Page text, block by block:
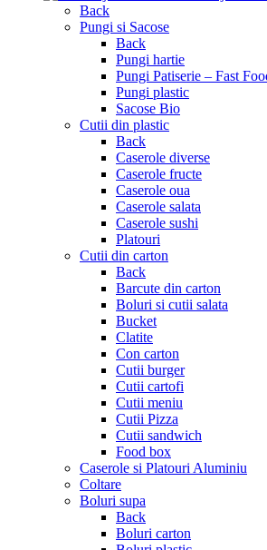
Back
Pungi si Sacose
Back
Pungi hartie
Pungi Patiserie – Fast
Pungi plastic
Sacose Bio
Cutii din plastic
Back
Caserole diverse
Caserole fructe
Caserole oua
Caserole salata
Caserole sushi
Platouri
Cutii din carton
Back
Barcute din carton
Boluri si cutii salata
Bucket
Clatite
Con carton
Cutii burger
Cutii cartofi
Cutii meniu
Cutii Pizza
Cutii sandwich
Food box
Caserole si Platouri Aluminiu
Coltare
Boluri supa
Back
Boluri carton